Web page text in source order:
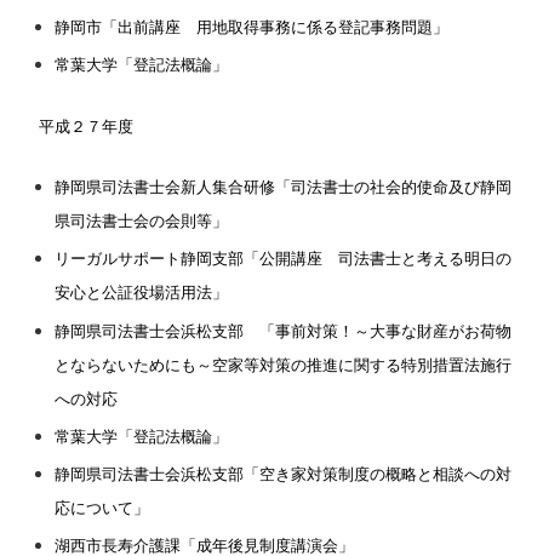
静岡市「出前講座 用地取得事務に係る登記事務問題」
常葉大学「登記法概論」
平成２７年度
静岡県司法書士会新人集合研修「司法書士の社会的使命及び静岡
県司法書士会の会則等」
リーガルサポート静岡支部「公開講座 司法書士と考える明日の
安心と公証役場活用法」
静岡県司法書士会浜松支部 「事前対策！～大事な財産がお荷物
とならないためにも～空家等対策の推進に関する特別措置法施行
への対応
常葉大学「登記法概論」
静岡県司法書士会浜松支部「空き家対策制度の概略と相談への対
応について」
湖西市長寿介護課「成年後見制度講演会」